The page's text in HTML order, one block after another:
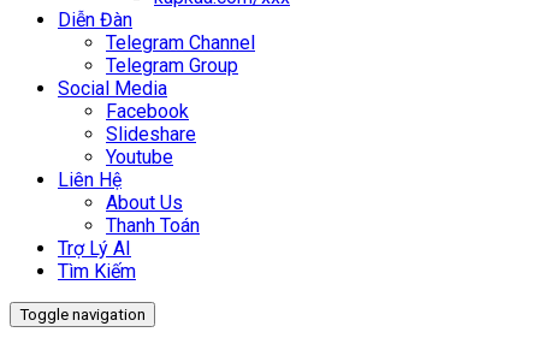
Diễn Đàn
Telegram Channel
Telegram Group
Social Media
Facebook
Slideshare
Youtube
Liên Hệ
About Us
Thanh Toán
Trợ Lý AI
Tìm Kiếm
Toggle navigation